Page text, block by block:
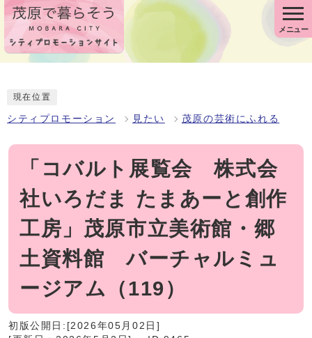
メニュー
現在位置
シティプロモーション 見たい 茂原の芸術にふれる
「コバルト展覧会 株式会
社いろだま たまあーと創作
工房」茂原市立美術館・郷
土資料館 バーチャルミュ
ージアム（119）
初版公開日:[2026年05月02日]